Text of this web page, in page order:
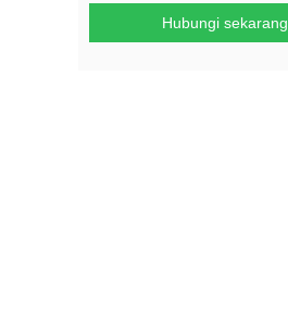
Hubungi sekarang